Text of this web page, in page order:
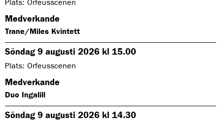
e
s
å
k
a
n
u
ä
l
j
a
b
Plats: Orfeusscenen
Medverkande
Trane/Miles Kvintett
Söndag 9 augusti 2026 kl 15.00
Plats: Orfeusscenen
Medverkande
Duo Ingalill
Söndag 9 augusti 2026 kl 14.30